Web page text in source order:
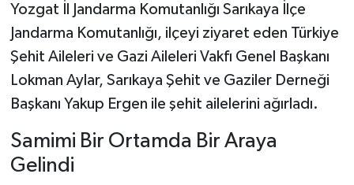
Yozgat İl Jandarma Komutanlığı Sarıkaya İlçe
Jandarma Komutanlığı, ilçeyi ziyaret eden Türkiye
Şehit Aileleri ve Gazi Aileleri Vakfı Genel Başkanı
Lokman Aylar, Sarıkaya Şehit ve Gaziler Derneği
Başkanı Yakup Ergen ile şehit ailelerini ağırladı.
Samimi Bir Ortamda Bir Araya
Gelindi